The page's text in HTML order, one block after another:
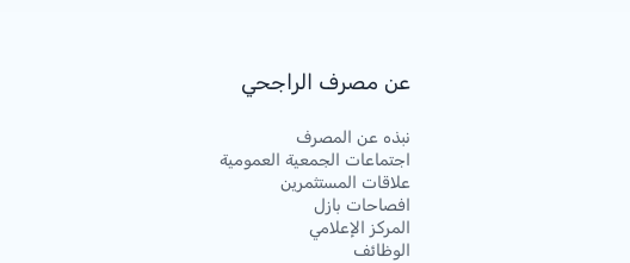
عن مصرف الراجحي
نبذه عن المصرف
اجتماعات الجمعية العمومية
علاقات المستثمرين
افصاحات بازل
المركز الإعلامي
الوظائف